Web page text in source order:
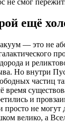
ещё
— это не
и
Но внутри
частиц
время
и
не могут
велико, а